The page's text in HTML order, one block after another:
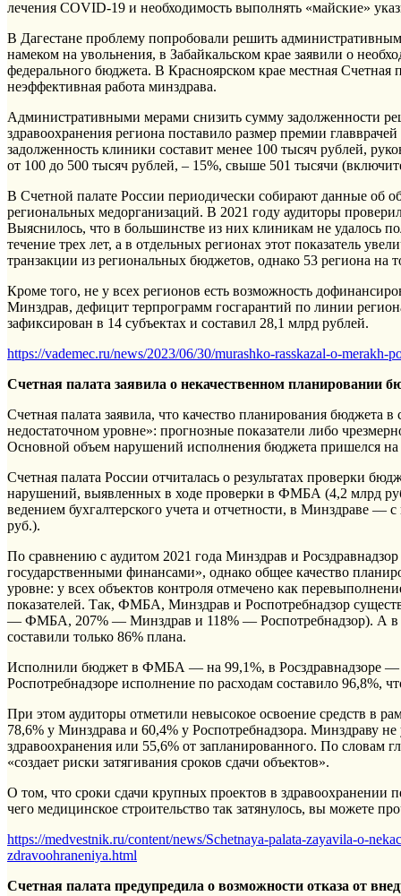
лечения COVID-19 и необходимость выполнять «майские»
В Дагестане проблему попробовали решить
намеком на увольнения, в Забайкальском крае заявили о
федерального бюджета. В Красноярском крае местная Счетная
неэффективная работа минздрава.
Административными мерами снизить сумму задолженности
здравоохранения региона поставило размер премии
задолженность клиники составит менее 100 тысяч рублей,
от 100 до 500 тысяч рублей, – 15%, свыше 501 тысячи
В Счетной палате России периодически собирают данные об
региональных медорганизаций. В 2021 году аудиторы
Выяснилось, что в большинстве из них клиникам не удалось
течение трех лет, а в отдельных регионах этот показатель
транзакции из региональных бюджетов, однако 53 региона
Кроме того, не у всех регионов есть возможность
Минздрав, дефицит терпрограмм госгарантий по линии
зафиксирован в 14 субъектах и составил 28,1 млрд рублей.
https://vademec.ru/news/2023/06/30/murashko-rasskazal-o-
Счетная палата заявила о некачественном планировании
Счетная палата заявила, что качество планирования бюджета в
недостаточном уровне»: прогнозные показатели либо
Основной объем нарушений исполнения бюджета пришелся
Счетная палата России отчиталась о результатах проверки
нарушений, выявленных в ходе проверки в ФМБА (4,2 млрд
ведением бухгалтерского учета и отчетности, в Минздраве —
руб.).
По сравнению с аудитом 2021 года Минздрав и
государственными финансами», однако общее качество
уровне: у всех объектов контроля отмечено как
показателей. Так, ФМБА, Минздрав и Роспотребнадзор
— ФМБА, 207% — Минздрав и 118% — Роспотребнадзор). А в
составили только 86% плана.
Исполнили бюджет в ФМБА — на 99,1%, в Росздравнадзоре
Роспотребнадзоре исполнение по расходам составило 96,8%,
При этом аудиторы отметили невысокое освоение средств в
78,6% у Минздрава и 60,4% у Роспотребнадзора. Минздраву не
здравоохранения или 55,6% от запланированного. По словам
«создает риски затягивания сроков сдачи объектов».
О том, что сроки сдачи крупных проектов в здравоохранении
чего медицинское строительство так затянулось, вы можете
https://medvestnik.ru/content/news/Schetnaya-palata-zayavila-o-
zdravoohraneniya.html
Счетная палата предупредила о возможности отказа от